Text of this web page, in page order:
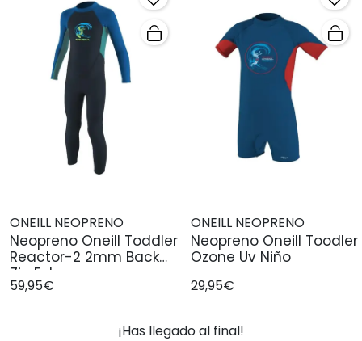
ONEILL NEOPRENO
Neopreno Oneill Toddler
Reactor-2 2mm Back
Zip Ful
59,95€
ONEILL NEOPRENO
Neopreno Oneill Toodler
Ozone Uv Niño
29,95€
¡Has llegado al final!